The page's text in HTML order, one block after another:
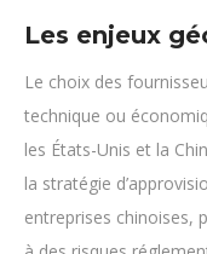
Les enjeux
Le choix des
technique ou
les États-Unis et la
la stratégie
entreprises chinoises,